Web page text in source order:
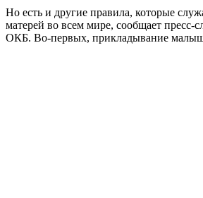
Но есть и другие правила, которые
матерей во всем мире, сообщает пресс-
ОКБ. Во-первых, прикладывание